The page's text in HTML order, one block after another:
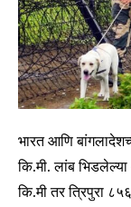
भारत आणि
कि.मी. लांब
कि.मी तर त्रिपुरा